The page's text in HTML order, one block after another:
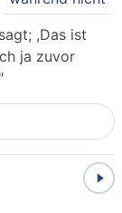
,Das ist
ja zuvor